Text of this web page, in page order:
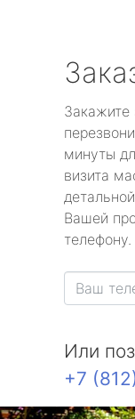
Закажите
минуты
визита
Вашей
телефону.
Или
+7